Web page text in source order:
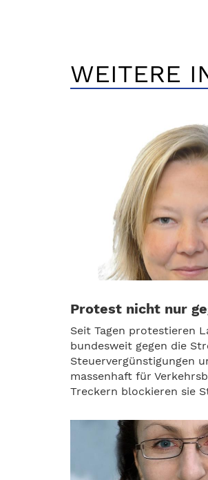
WEITERE
Protest nicht nur
Seit Tagen protestieren
bundesweit gegen die
Steuervergünstigungen
massenhaft für
Treckern blockieren sie